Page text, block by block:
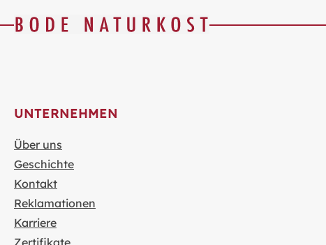
UNTERNEHMEN
Über uns
Geschichte
Kontakt
Reklamationen
Karriere